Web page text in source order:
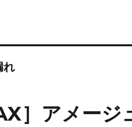
れ
］アメージ